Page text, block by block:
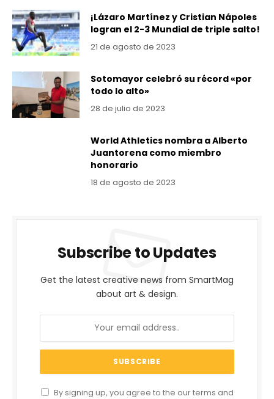
¡Lázaro Martínez y Cristian Nápoles
logran el 2-3 Mundial de triple salto!
21 de agosto de 2023
Sotomayor celebró su récord «por
todo lo alto»
28 de julio de 2023
World Athletics nombra a Alberto
Juantorena como miembro
honorario
18 de agosto de 2023
Subscribe to Updates
Get the latest creative news from SmartMag
about art & design.
By signing up, you agree to the our terms and